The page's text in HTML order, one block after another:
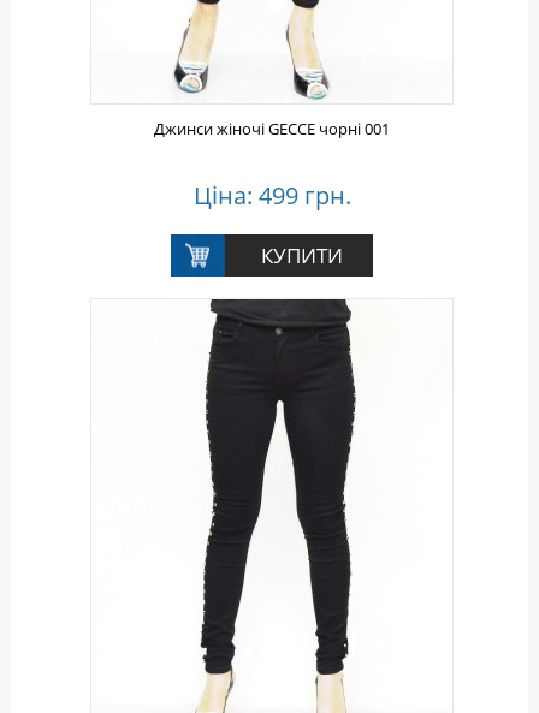
Джинси жіночі GECCE чорні 001
Ціна: 499 грн.